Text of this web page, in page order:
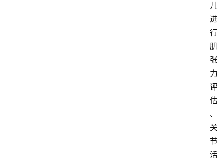
儿
进
行
肌
张
力
评
估
、
关
节
活